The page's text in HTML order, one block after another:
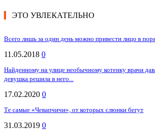
ЭТО УВЛЕКАТЕЛЬНО
Всего лишь за один день можно привести лицо в
11.05.2018 0
Найденному на улице необычному котенку врачи
девушка решила в него...
17.02.2020 0
Те самые «Чевапчичи», от которых слюнки бегут
31.03.2019 0